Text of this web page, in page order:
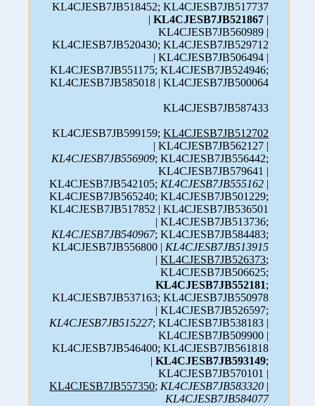
KL4CJESB7JB518452; KL4CJESB7JB517737
|KL4CJESB7JB521867 |
KL4CJESB7JB560989 |
KL4CJESB7JB520430; KL4CJESB7JB529712
| KL4CJESB7JB506494 |
KL4CJESB7JB551175; KL4CJESB7JB524946;
KL4CJESB7JB585018 | KL4CJESB7JB500064
KL4CJESB7JB587433
KL4CJESB7JB599159;KL4CJESB7JB512702
| KL4CJESB7JB562127 |
KL4CJESB7JB556909; KL4CJESB7JB556442;
KL4CJESB7JB579641 |
KL4CJESB7JB542105; KL4CJESB7JB555162 |
KL4CJESB7JB565240; KL4CJESB7JB501229;
KL4CJESB7JB517852 | KL4CJESB7JB536501
| KL4CJESB7JB513736;
KL4CJESB7JB540967; KL4CJESB7JB584483;
KL4CJESB7JB556800 | KL4CJESB7JB513915
|KL4CJESB7JB526373;
KL4CJESB7JB506625;
KL4CJESB7JB552181;
KL4CJESB7JB537163; KL4CJESB7JB550978
| KL4CJESB7JB526597;
KL4CJESB7JB515227; KL4CJESB7JB538183 |
KL4CJESB7JB509900 |
KL4CJESB7JB546400; KL4CJESB7JB561818
|KL4CJESB7JB593149;
KL4CJESB7JB570101 |
KL4CJESB7JB557350; KL4CJESB7JB583320 |
KL4CJESB7JB584077